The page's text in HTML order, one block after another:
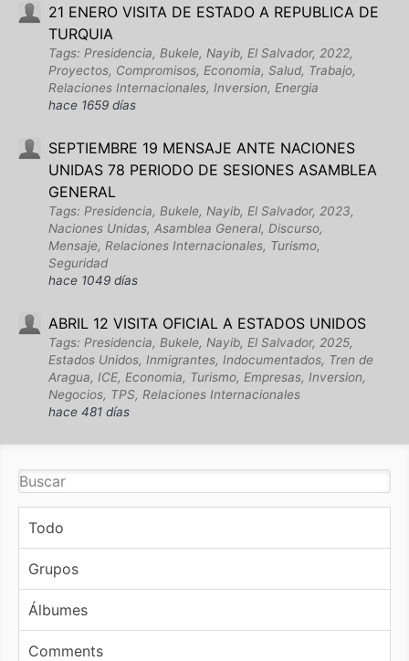
21 ENERO VISITA DE ESTADO A REPUBLICA DE
TURQUIA
Tags: Presidencia, Bukele, Nayib, El Salvador, 2022,
Proyectos, Compromisos, Economia, Salud, Trabajo,
Relaciones Internacionales, Inversion, Energia
hace 1659 días
SEPTIEMBRE 19 MENSAJE ANTE NACIONES
UNIDAS 78 PERIODO DE SESIONES ASAMBLEA
GENERAL
Tags: Presidencia, Bukele, Nayib, El Salvador, 2023,
Naciones Unidas, Asamblea General, Discurso,
Mensaje, Relaciones Internacionales, Turismo,
Seguridad
hace 1049 días
ABRIL 12 VISITA OFICIAL A ESTADOS UNIDOS
Tags: Presidencia, Bukele, Nayib, El Salvador, 2025,
Estados Unidos, Inmigrantes, Indocumentados, Tren de
Aragua, ICE, Economia, Turismo, Empresas, Inversion,
Negocios, TPS, Relaciones Internacionales
hace 481 días
Todo
Grupos
Álbumes
Comments